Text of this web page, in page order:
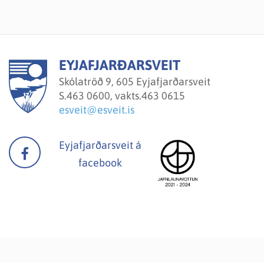
EYJAFJARÐARSVEIT
Skólatröð 9, 605 Eyjafjarðarsveit
S.463 0600, vakts.463 0615
esveit@esveit.is
Eyjafjarðarsveit á
facebook